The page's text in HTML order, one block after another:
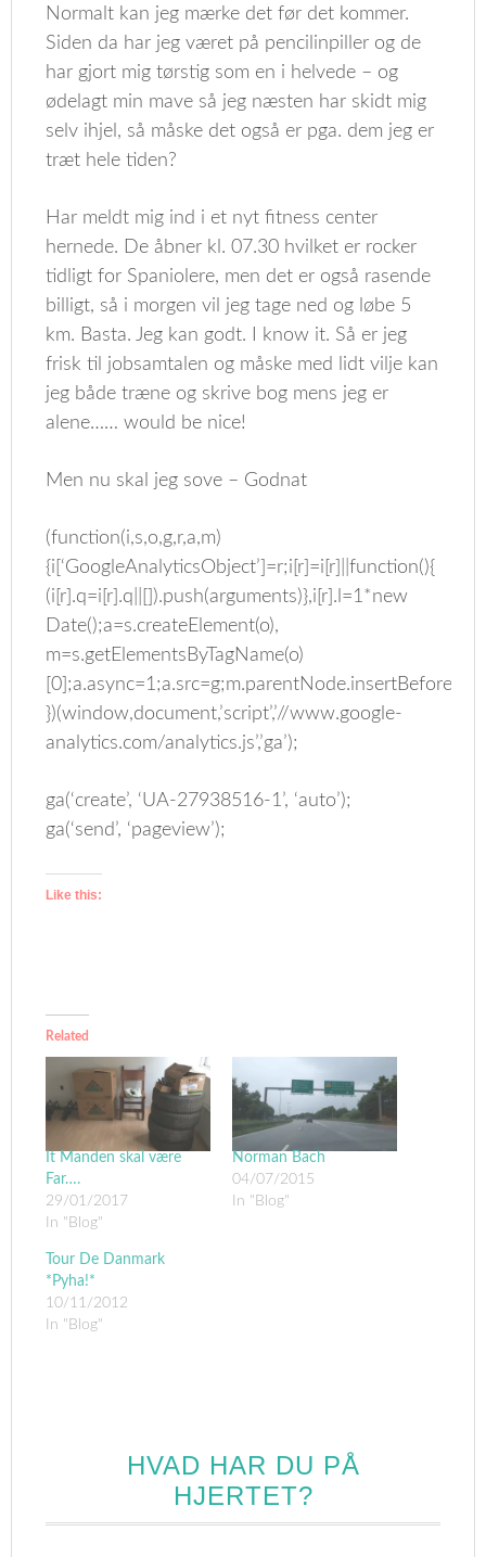
Normalt kan jeg mærke det før det kommer.
Siden da har jeg været på pencilinpiller og de
har gjort mig tørstig som en i helvede – og
ødelagt min mave så jeg næsten har skidt mig
selv ihjel, så måske det også er pga. dem jeg er
træt hele tiden?
Har meldt mig ind i et nyt fitness center
hernede. De åbner kl. 07.30 hvilket er rocker
tidligt for Spaniolere, men det er også rasende
billigt, så i morgen vil jeg tage ned og løbe 5
km. Basta. Jeg kan godt. I know it. Så er jeg
frisk til jobsamtalen og måske med lidt vilje kan
jeg både træne og skrive bog mens jeg er
alene…… would be nice!
Men nu skal jeg sove – Godnat
(function(i,s,o,g,r,a,m)
{i[‘GoogleAnalyticsObject’]=r;i[r]=i[r]||function(){
(i[r].q=i[r].q||[]).push(arguments)},i[r].l=1*new
Date();a=s.createElement(o),
m=s.getElementsByTagName(o)
})(window,document,’script’,’//www.google-
analytics.com/analytics.js’,’ga’);
ga(‘create’, ‘UA-27938516-1’, ‘auto’);
ga(‘send’, ‘pageview’);
Like this:
Related
It Manden skal være
Far….
29/01/2017
In "Blog"
Norman Bach
04/07/2015
In "Blog"
Tour De Danmark
*Pyha!*
10/11/2012
In "Blog"
HVAD HAR DU PÅ
HJERTET?